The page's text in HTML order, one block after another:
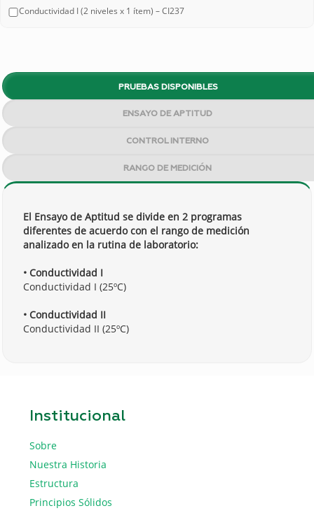
Conductividad I (2 niveles x 1 ítem) – CI237
PRUEBAS DISPONIBLES
ENSAYO DE APTITUD
CONTROL INTERNO
RANGO DE MEDICIÓN
El Ensayo de Aptitud se divide en 2 programas
diferentes de acuerdo con el rango de medición
analizado en la rutina de laboratorio:
• Conductividad I
Conductividad I (25ºC)
• Conductividad II
Conductividad II (25ºC)
Institucional
Sobre
Nuestra Historia
Estructura
Principios Sólidos